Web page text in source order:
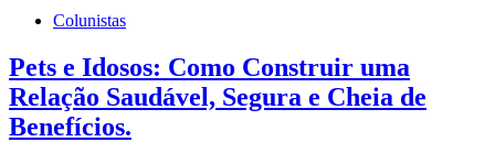
Colunistas
Pets e Idosos: Como Construir uma
Relação Saudável, Segura e Cheia de
Benefícios.